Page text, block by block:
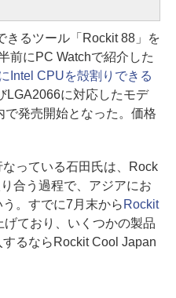
るツール「Rockit 88」を
前にPC Watchで紹介した
Intel CPUを殻割りできる
LGA2066に対応したモデ
で発売開始となった。価格
っている石田氏は、Rock
合う過程で、アジアにお
。すでに7月末から Rockit
げており、いくつかの製品
るならRockit Cool Japan